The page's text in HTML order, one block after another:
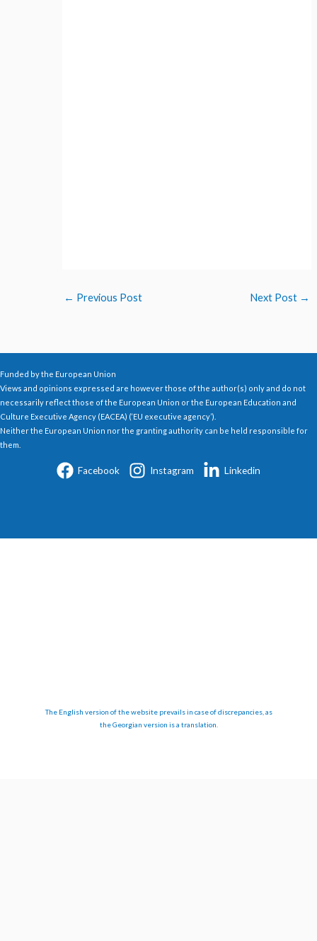
← Previous Post Next Post →
Funded by the European Union
Views and opinions expressed are however those of the author(s) only and do not
necessarily reflect those of the European Union or the European Education and
Culture Executive Agency (EACEA) (‘EU executive agency’).
Neither the European Union nor the granting authority can be held responsible for
them.
Facebook Instagram Linkedin
The English version of the website prevails in case of discrepancies, as
the Georgian version is a translation.